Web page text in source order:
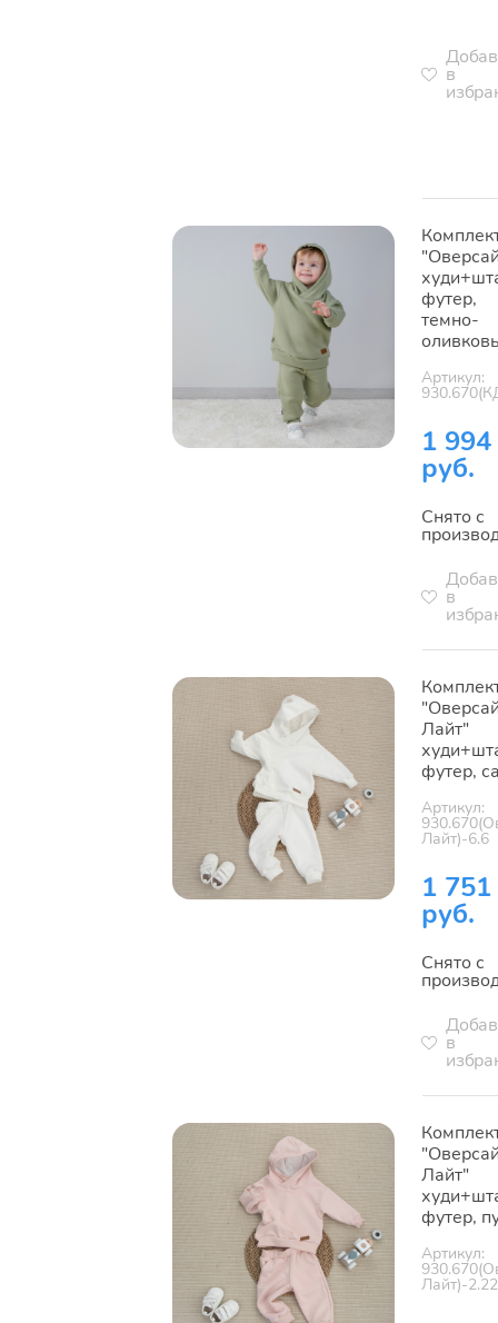
в
футер,
темно-
Артикул:
1 994
руб.
Снято с
в
Лайт"
футер,
Артикул:
Лайт)-6.6
1 751
руб.
Снято с
в
Лайт"
футер,
Артикул:
Лайт)-